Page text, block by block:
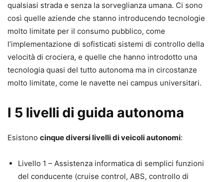
qualsiasi strada e senza la sorveglianza umana. Ci sono
così quelle aziende che stanno introducendo tecnologie
molto limitate per il consumo pubblico, come
l’implementazione di sofisticati sistemi di controllo della
velocità di crociera, e quelle che hanno introdotto una
tecnologia quasi del tutto autonoma ma in circostanze
molto limitate, come le navette nei campus universitari.
I 5 livelli di guida autonoma
Esistono cinque diversi livelli di veicoli autonomi:
Livello 1 – Assistenza informatica di semplici funzioni
del conducente (cruise control, ABS, controllo di